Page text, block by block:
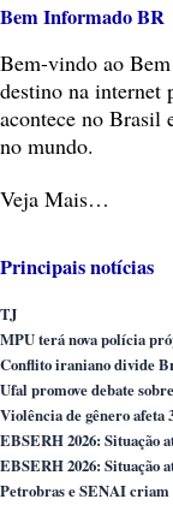
Bem Informado BR
Bem-vindo ao
destino na internet
acontece no Brasil
no mundo.
Veja Mais…
Principais notícias
TJ
MPU terá nova polícia
Conflito iraniano divide
Ufal promove debate
Violência de gênero afeta
EBSERH 2026: Situação
EBSERH 2026: Situação
Petrobras e SENAI